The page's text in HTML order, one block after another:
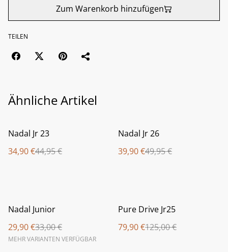
Zum Warenkorb hinzufügen
TEILEN
Ähnliche Artikel
%
Nadal Jr 23
34,90 €44,95 €
%
Nadal Jr 26
39,90 €49,95 €
%
Nadal Junior
29,90 €33,00 €
MEHR VARIANTEN VERFÜGBAR
%
Pure Drive Jr25
79,90 €125,00 €